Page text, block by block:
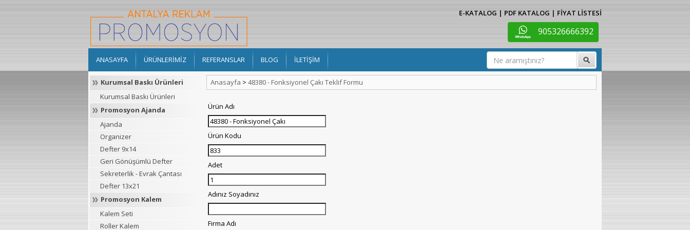
E-KATALOG | PDF KATALOG | FİYAT LİSTESİ
905326666392
ANASAYFA ÜRÜNLERİMİZ REFERANSLAR BLOG İLETİŞİM
Kurumsal Baskı Ürünleri
Kurumsal Baskı Ürünleri
Promosyon Ajanda
Ajanda
Organizer
Defter 9x14
Geri Gönüşümlü Defter
Sekreterlik - Evrak Çantası
Defter 13x21
Promosyon Kalem
Kalem Seti
Roller Kalem
Anasayfa > 48380 - Fonksiyonel Çakı Teklif Formu
Ürün Adı
Ürün Kodu
Adet
Adınız Soyadınız
Firma Adı